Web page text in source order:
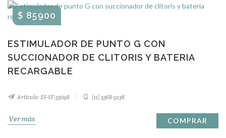
ESTIMULADOR DE PUNTO G CON
SUCCIONADOR DE CLITORIS Y BATERIA
RECARGABLE
$ 85900
Artículo: SS-SF-55098 (11) 5368-5238
Ver más COMPRAR